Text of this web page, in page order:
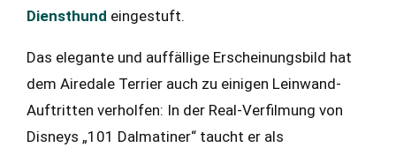
Diensthund eingestuft.
Das elegante und auffällige Erscheinungsbild hat
dem Airedale Terrier auch zu einigen Leinwand-
Auftritten verholfen: In der Real-Verfilmung von
Disneys „101 Dalmatiner“ taucht er als